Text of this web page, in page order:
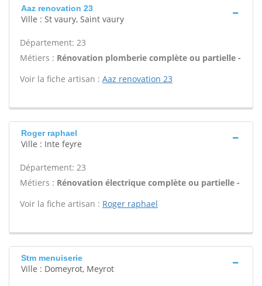
Aaz renovation 23
Ville : St vaury, Saint vaury
Département: 23
Métiers : Rénovation plomberie complète ou partielle -
Voir la fiche artisan : Aaz renovation 23
Roger raphael
Ville : Inte feyre
Département: 23
Métiers : Rénovation électrique complète ou partielle -
Voir la fiche artisan : Roger raphael
Stm menuiserie
Ville : Domeyrot, Meyrot